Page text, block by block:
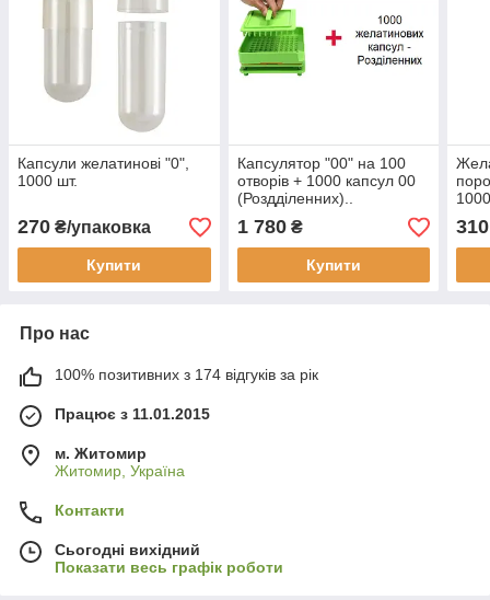
Капсули желатинові "0",
1000 шт.
270 ₴/упаковка
Купити
Капсулятор "00" на 100
отворів + 1000 капсул 00
(Роздділенних)..
1 780₴
Купити
310
Про нас
100% позитивних з 174 відгуків за рік
Працює з 11.01.2015
м. Житомир
Житомир, Україна
Контакти
Сьогодні вихідний
Показати весь графік роботи